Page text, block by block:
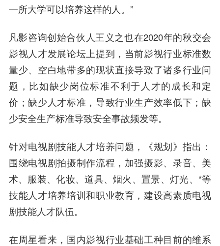
一所大学可以培养这样的人。”
凡影咨询创始合伙人王义之也在2020年的秋交会
影视人才发展论坛上提到，当前影视行业标准数
量少、空白地带多的现状直接导致了诸多行业问
题，比如缺少岗位标准不利于人才的成长和定
价；缺少人才标准，导致行业生产效率低下；缺
少安全生产标准导致安全事故频发等。
针对电视剧技能人才培养问题，《规划》指出：
围绕电视剧拍摄制作流程，加强摄影、录音、美
术、服装、化妆、道具、烟火、置景、灯光、*等
技能人才培养培训和职业教育，建设高素质电视
剧技能人才队伍。
在周星看来，国内影视行业基础工种目前的维系